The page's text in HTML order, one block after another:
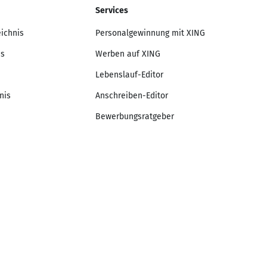
Services
Personalgewinnung mit XING
Werben auf XING
Lebenslauf-Editor
Anschreiben-Editor
Bewerbungsratgeber